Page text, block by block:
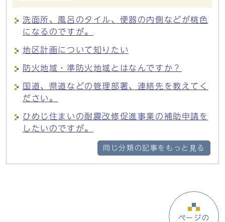
洗面所、風呂のタイル、便器の内側などが桃色
になるのですが。
地区計画について知りたい
防火地域・準防火地域とはなんですか？
国道、県道などの管理部署、連絡先を教えてく
ださい。
ひめじ住まいの耐震改修促進事業の補助申請を
したいのですが。
同じ分類の記事をもっと見る
ページの